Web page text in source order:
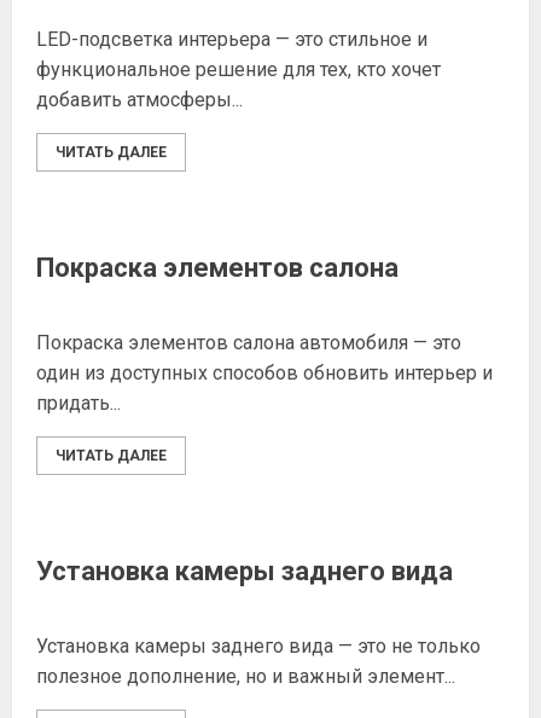
LED-подсветка интерьера — это стильное и
функциональное решение для тех, кто хочет
добавить атмосферы...
ЧИТАТЬ ДАЛЕЕ
Покраска элементов салона
Покраска элементов салона автомобиля — это
один из доступных способов обновить интерьер и
придать...
ЧИТАТЬ ДАЛЕЕ
Установка камеры заднего вида
Установка камеры заднего вида — это не только
полезное дополнение, но и важный элемент...